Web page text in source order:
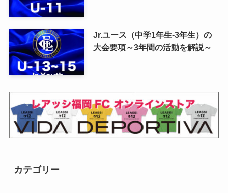
Jr.ユース（中学1年生-3年生）の
大会要項～3年間の活動を解説～
カテゴリー